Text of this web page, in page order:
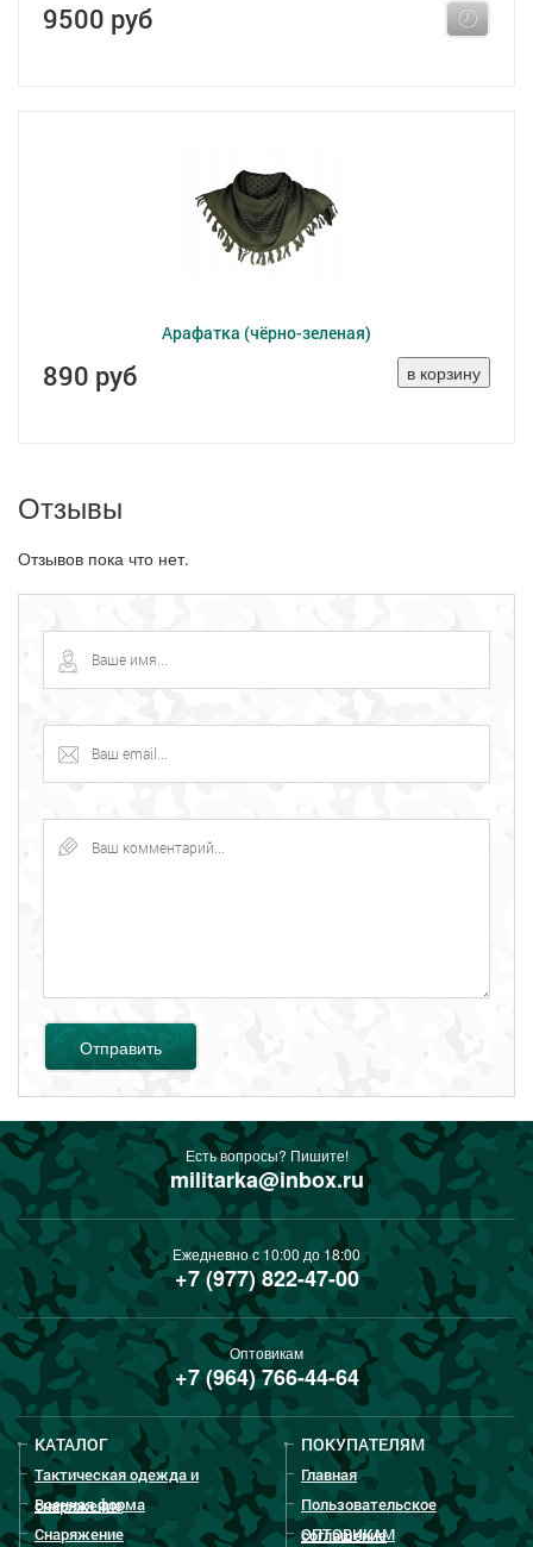
9500 руб
Арафатка (чёрно-зеленая)
890 руб
Отзывы
Отзывов пока что нет.
Отправить
Есть вопросы? Пишите!
militarka@inbox.ru
Ежедневно с 10:00 до 18:00
+7 (977) 822-47-00
Оптовикам
+7 (964) 766-44-64
КАТАЛОГ
Тактическая одежда и
снаряжение
Военная форма
Снаряжение
ПОКУПАТЕЛЯМ
Главная
Пользовательское
соглашение
ОПТОВИКАМ